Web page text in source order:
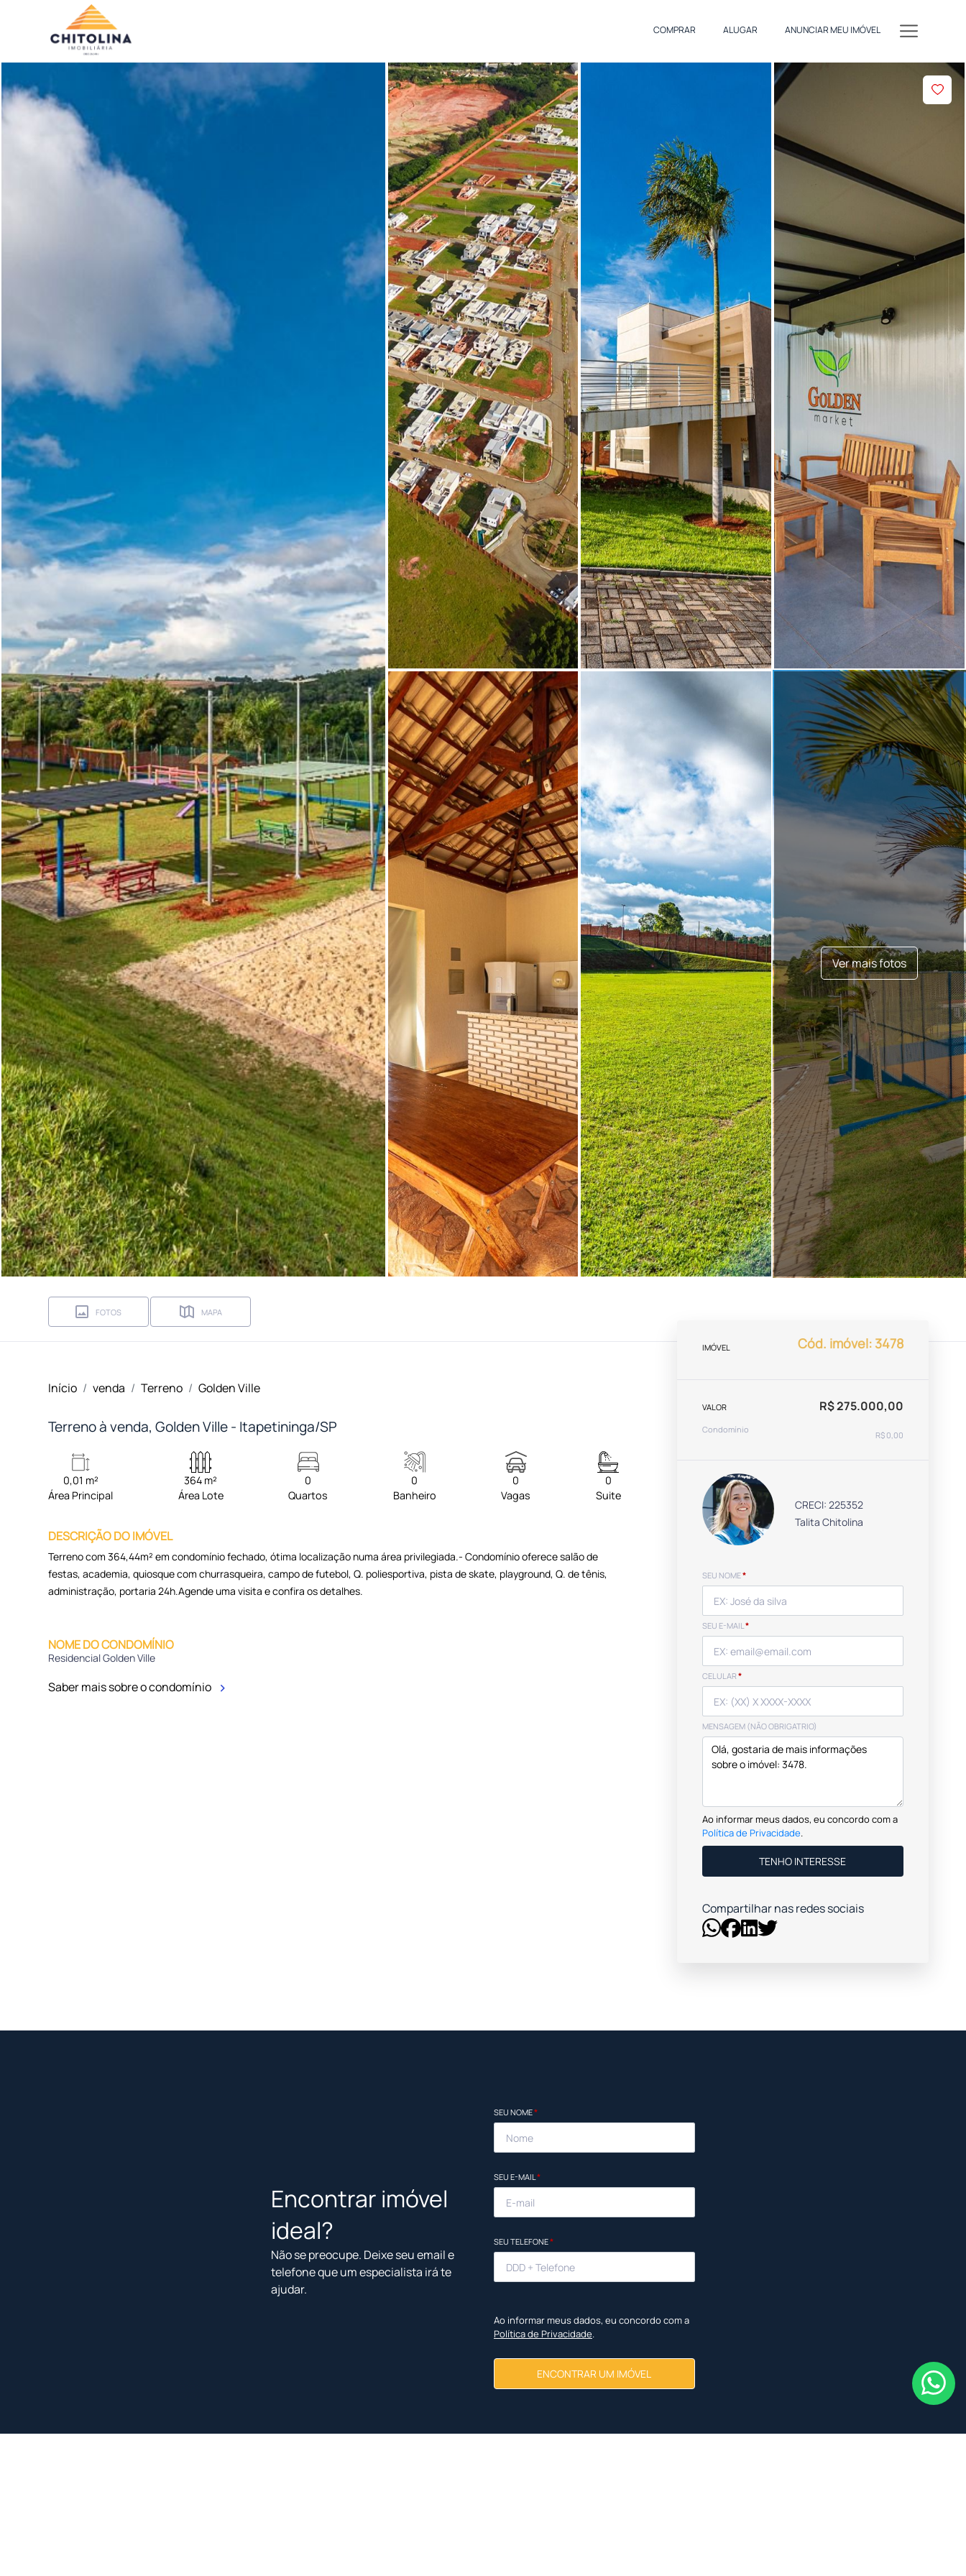
COMPRAR ALUGAR ANUNCIAR MEU IMÓVEL
Ver mais fotos
FOTOS MAPA
Início venda Terreno Golden Ville
Terreno à venda, Golden Ville - Itapetininga/SP
0,01 m²
Área Principal
364 m²
Área Lote
0
Quartos
0
Banheiro
0
Vagas
0
Suite
DESCRIÇÃO DO IMÓVEL
Terreno com 364,44m² em condomínio fechado, ótima localização numa área privilegiada.- Condomínio oferece salão de
festas, academia, quiosque com churrasqueira, campo de futebol, Q. poliesportiva, pista de skate, playground, Q. de tênis,
administração, portaria 24h.Agende uma visita e confira os detalhes.
NOME DO CONDOMÍNIO
Residencial Golden Ville
Saber mais sobre o condomínio
IMÓVEL Cód. imóvel: 3478
VALOR R$ 275.000,00
Condomínio
R$ 0,00
CRECI: 225352
Talita Chitolina
SEU NOME*
SEU E-MAIL*
CELULAR *
MENSAGEM (NÃO OBRIGATRIO)
Ao informar meus dados, eu concordo com a
Política de Privacidade.
TENHO INTERESSE
Compartilhar nas redes sociais
Encontrar imóvel
ideal?
Não se preocupe. Deixe seu email e
telefone que um especialista irá te
ajudar.
SEU NOME*
SEU E-MAIL*
SEU TELEFONE*
Ao informar meus dados, eu concordo com a
Política de Privacidade.
ENCONTRAR UM IMÓVEL